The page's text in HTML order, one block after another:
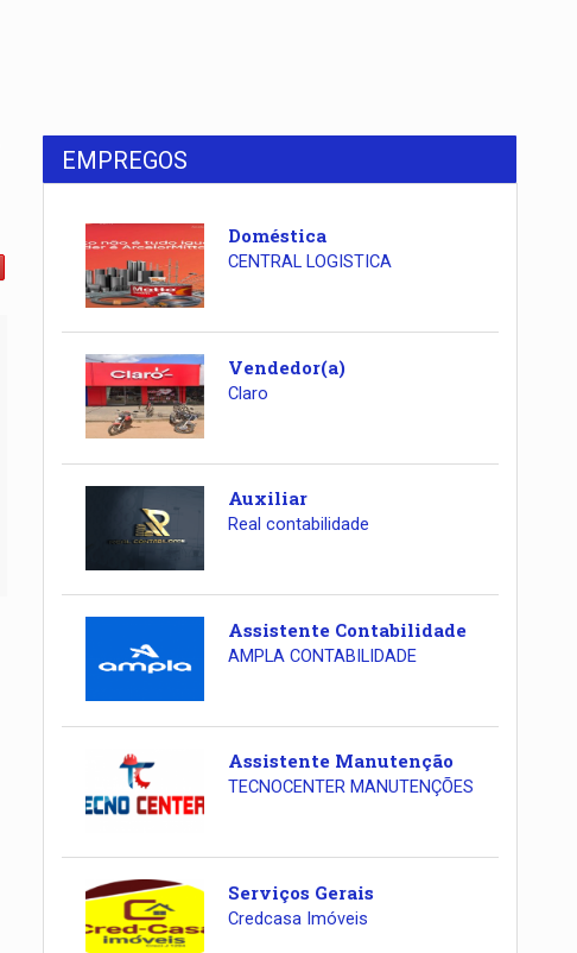
EMPREGOS
Doméstica
CENTRAL LOGISTICA
Vendedor(a)
Claro
Auxiliar
Real contabilidade
Assistente Contabilidade
AMPLA CONTABILIDADE
Assistente Manutenção
TECNOCENTER MANUTENÇÕES
Serviços Gerais
Credcasa Imóveis